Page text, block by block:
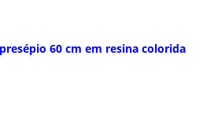
60 cm em resina colorida